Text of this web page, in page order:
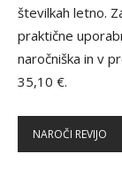
številkah letno.
praktične
naročniška in v
35,10 €.
NAROČI REVIJO